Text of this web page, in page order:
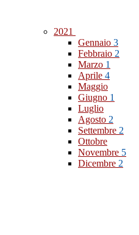
2021
Gennaio 3
Febbraio 2
Marzo 1
Aprile 4
Maggio
Giugno 1
Luglio
Agosto 2
Settembre 2
Ottobre
Novembre 5
Dicembre 2